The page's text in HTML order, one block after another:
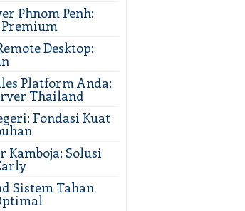
Phnom Penh:
Desktop:
Platform Anda:
Thailand
Fondasi Kuat
Kamboja: Solusi
Sistem Tahan